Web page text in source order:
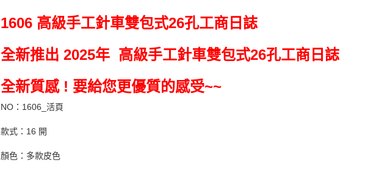
1606 高級手工針車雙包式26孔工商日誌
全新推出 2025年 高級手工針車雙包式26孔工商日誌
全新質感 ! 要給您更優質的感受~~
NO：1606_活頁
款式：16 開
顏色：多款皮色